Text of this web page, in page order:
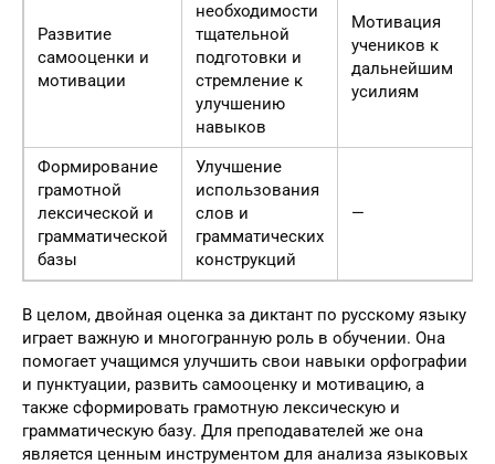
Развитие
самооценки и
мотивации
необходимости
тщательной
подготовки и
стремление к
улучшению
навыков
Мотивация
учеников к
дальнейшим
усилиям
Формирование
грамотной
лексической и
грамматической
базы
Улучшение
использования
слов и
грамматических
конструкций
—
В целом, двойная оценка за диктант по русскому языку
играет важную и многогранную роль в обучении. Она
помогает учащимся улучшить свои навыки орфографии
и пунктуации, развить самооценку и мотивацию, а
также сформировать грамотную лексическую и
грамматическую базу. Для преподавателей же она
является ценным инструментом для анализа языковых